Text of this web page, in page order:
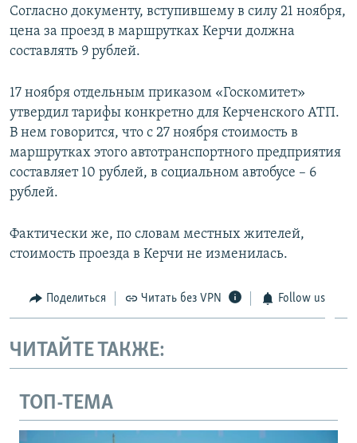
Согласно документу, вступившему в силу 21 ноября,
цена за проезд в маршрутках Керчи должна
составлять 9 рублей.
17 ноября отдельным приказом «Госкомитет»
утвердил тарифы конкретно для Керченского АТП.
В нем говорится, что с 27 ноября стоимость в
маршрутках этого автотранспортного предприятия
составляет 10 рублей, в социальном автобусе – 6
рублей.
Фактически же, по словам местных жителей,
стоимость проезда в Керчи не изменилась.
Поделиться Читать без VPN Follow us
ЧИТАЙТЕ ТАКЖЕ:
ТОП-ТЕМА